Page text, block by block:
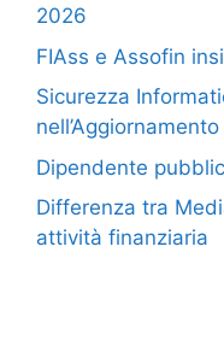
2026
FIAss e Assofin
Sicurezza
Dipendente
Differenza tra
attività finanziaria